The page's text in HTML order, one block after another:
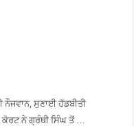
ਨੌਜਵਾਨ, ਸੁਣਾਈ ਹੱਡਬੀਤੀ
ਕੋਰਟ ਨੇ ਗ੍ਰੰਥੀ ਸਿੰਘ ਤੋਂ …